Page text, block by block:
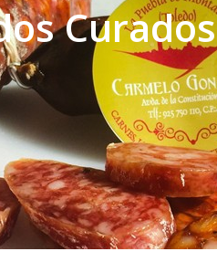
Curados